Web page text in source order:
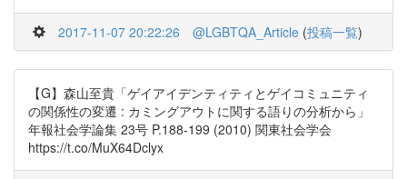
2017-11-07 20:22:26 @LGBTQA_Article (投稿一覧)
【G】森山至貴「ゲイアイデンティティとゲイコミュニティ
の関係性の変遷 : カミングアウトに関する語りの分析から」
年報社会学論集 23号 P.188-199 (2010) 関東社会学会
https://t.co/MuX64Dclyx